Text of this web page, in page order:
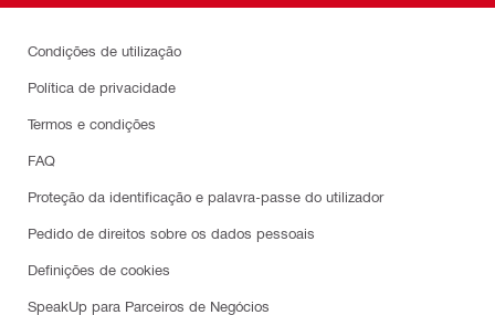
Condições de utilização
Política de privacidade
Termos e condições
FAQ
Proteção da identificação e palavra-passe do utilizador
Pedido de direitos sobre os dados pessoais
Definições de cookies
SpeakUp para Parceiros de Negócios